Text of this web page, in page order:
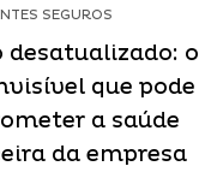
SEGUROS
desatualizado: o
que pode
a saúde
da empresa